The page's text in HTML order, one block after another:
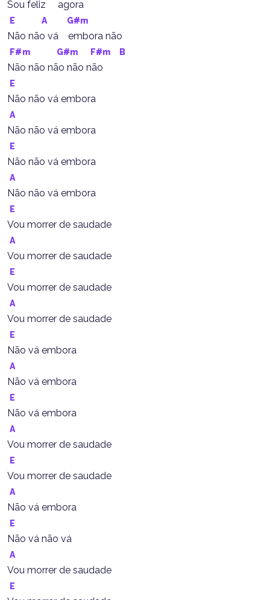
Sou feliz     agora
E A G#m
Não não vá    embora não
F#m G#m F#m B
Não não não não não
E
Não não vá embora
A
Não não vá embora
E
Não não vá embora
A
Não não vá embora
E
Vou morrer de saudade
A
Vou morrer de saudade
E
Vou morrer de saudade
A
Vou morrer de saudade
E
Não vá embora
A
Não vá embora
E
Não vá embora
A
Vou morrer de saudade
E
Vou morrer de saudade
A
Não vá embora
E
Não vá não vá
A
Vou morrer de saudade
E